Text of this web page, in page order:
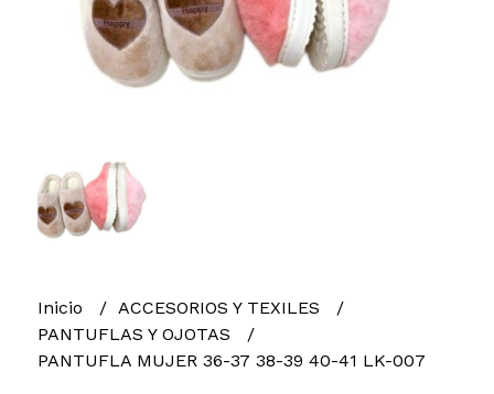
Inicio
ACCESORIOS Y TEXILES
PANTUFLAS Y OJOTAS
PANTUFLA MUJER 36-37 38-39 40-41 LK-007